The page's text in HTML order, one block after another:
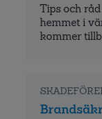
Tips och
hemmet i
kommer